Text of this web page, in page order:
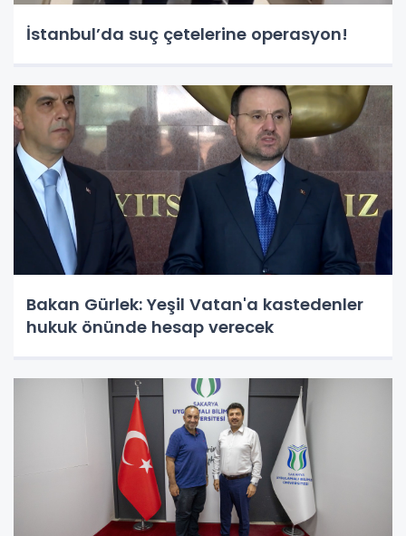
İstanbul’da suç çetelerine operasyon!
Bakan Gürlek: Yeşil Vatan'a kastedenler
hukuk önünde hesap verecek